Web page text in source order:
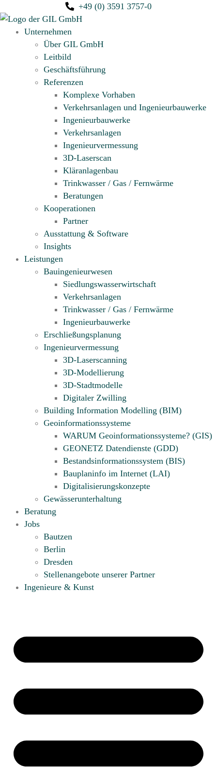
+49 (0) 3591 3757-0
Unternehmen
Über GIL GmbH
Leitbild
Geschäftsführung
Referenzen
Komplexe Vorhaben
Verkehrsanlagen und Ingenieurbauwerke
Ingenieurbauwerke
Verkehrsanlagen
Ingenieur­vermessung
3D-Laserscan
Kläranlagenbau
Trinkwasser / Gas / Fernwärme
Beratungen
Kooperationen
Partner
Ausstattung & Software
Insights
Leistungen
Bauingenieurwesen
Siedlungswasserwirtschaft
Verkehrsanlagen
Trinkwasser / Gas / Fernwärme
Ingenieurbauwerke
Erschließungsplanung
Ingenieurvermessung
3D-Laserscanning
3D-Modellierung
3D-Stadtmodelle
Digitaler Zwilling
Building Information Modelling (BIM)
Geoinformationssysteme
WARUM Geoinformationssysteme? (GIS)
GEONETZ Datendienste (GDD)
Bestandsinformationssystem (BIS)
Bauplaninfo im Internet (LAI)
Digitalisierungskonzepte
Gewässerunterhaltung
Beratung
Jobs
Bautzen
Berlin
Dresden
Stellenangebote unserer Partner
Ingenieure & Kunst